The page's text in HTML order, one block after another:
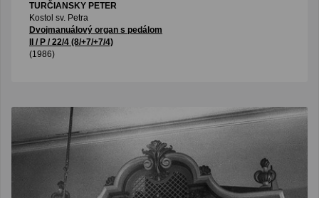
TURČIANSKY PETER
Kostol sv. Petra
Dvojmanuálový organ s pedálom
II / P / 22/4 (8/+7/+7/4)
(1986)